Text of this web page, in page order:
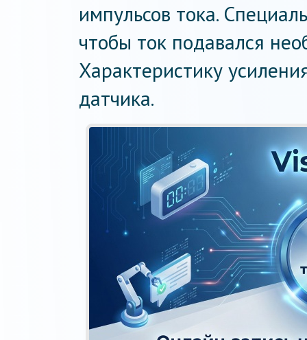
импульсов тока.
чтобы ток подавался
Характеристику
датчика.